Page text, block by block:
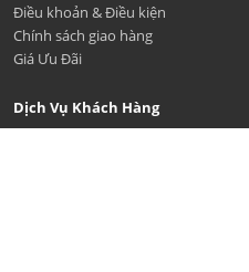
Điều khoản & Điều kiện
Chính sách giao hàng
Giá Ưu Đãi
Dịch Vụ Khách Hàng